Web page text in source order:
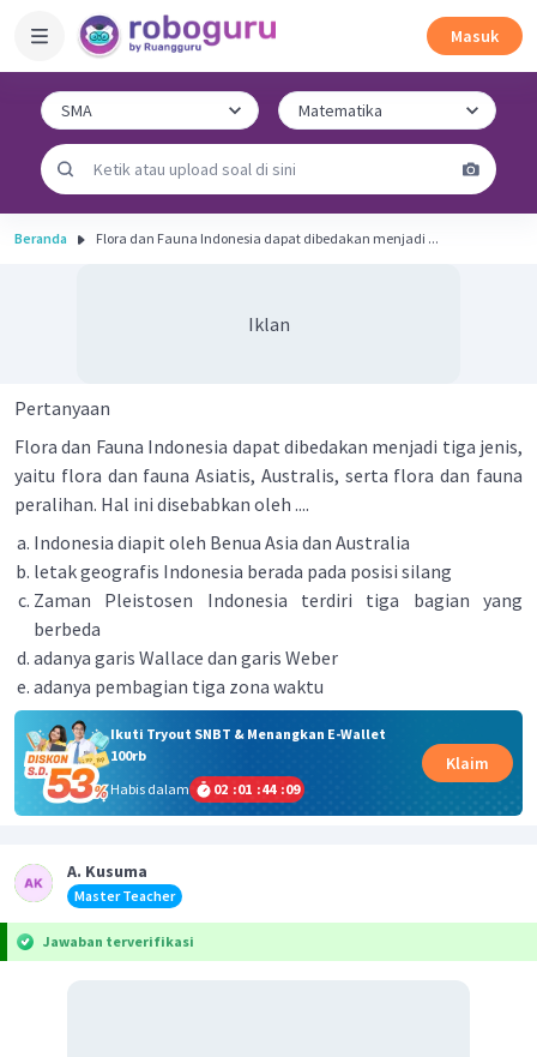
Masuk
Beranda Flora dan Fauna Indonesia dapat dibedakan menjadi ...
Iklan
Pertanyaan
Flora dan Fauna Indonesia dapat dibedakan menjadi tiga jenis,
yaitu flora dan fauna Asiatis, Australis, serta flora dan fauna
peralihan. Hal ini disebabkan oleh ....
Indonesia diapit oleh Benua Asia dan Australia
letak geografis Indonesia berada pada posisi silang
Zaman Pleistosen Indonesia terdiri tiga bagian yang
berbeda
adanya garis Wallace dan garis Weber
adanya pembagian tiga zona waktu
Ikuti Tryout SNBT & Menangkan E-Wallet
100rb
Habis dalam
02 :01 :44 :09
Klaim
A. Kusuma
Master Teacher
Jawaban terverifikasi